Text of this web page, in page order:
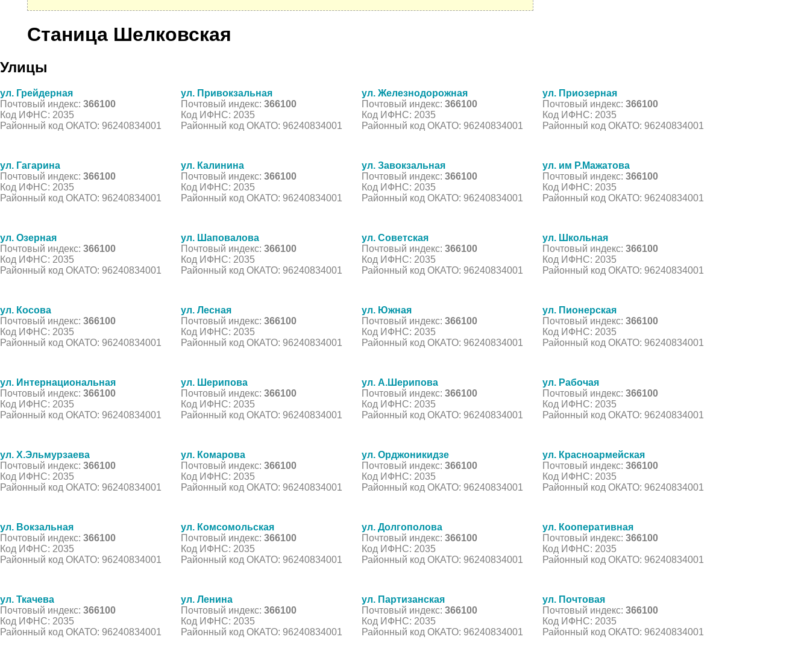
Станица Шелковская
Улицы
ул. Грейдерная
Почтовый индекс: 366100
Код ИФНС: 2035
Районный код ОКАТО: 96240834001
ул. Привокзальная
Почтовый индекс: 366100
Код ИФНС: 2035
Районный код ОКАТО: 96240834001
ул. Железнодорожная
Почтовый индекс: 366100
Код ИФНС: 2035
Районный код ОКАТО: 96240834001
ул. Приозерная
Почтовый индекс: 366100
Код ИФНС: 2035
Районный код ОКАТО: 96240834001
ул. Гагарина
Почтовый индекс: 366100
Код ИФНС: 2035
Районный код ОКАТО: 96240834001
ул. Калинина
Почтовый индекс: 366100
Код ИФНС: 2035
Районный код ОКАТО: 96240834001
ул. Завокзальная
Почтовый индекс: 366100
Код ИФНС: 2035
Районный код ОКАТО: 96240834001
ул. им Р.Мажатова
Почтовый индекс: 366100
Код ИФНС: 2035
Районный код ОКАТО: 96240834001
ул. Озерная
Почтовый индекс: 366100
Код ИФНС: 2035
Районный код ОКАТО: 96240834001
ул. Шаповалова
Почтовый индекс: 366100
Код ИФНС: 2035
Районный код ОКАТО: 96240834001
ул. Советская
Почтовый индекс: 366100
Код ИФНС: 2035
Районный код ОКАТО: 96240834001
ул. Школьная
Почтовый индекс: 366100
Код ИФНС: 2035
Районный код ОКАТО: 96240834001
ул. Косова
Почтовый индекс: 366100
Код ИФНС: 2035
Районный код ОКАТО: 96240834001
ул. Лесная
Почтовый индекс: 366100
Код ИФНС: 2035
Районный код ОКАТО: 96240834001
ул. Южная
Почтовый индекс: 366100
Код ИФНС: 2035
Районный код ОКАТО: 96240834001
ул. Пионерская
Почтовый индекс: 366100
Код ИФНС: 2035
Районный код ОКАТО: 96240834001
ул. Интернациональная
Почтовый индекс: 366100
Код ИФНС: 2035
Районный код ОКАТО: 96240834001
ул. Шерипова
Почтовый индекс: 366100
Код ИФНС: 2035
Районный код ОКАТО: 96240834001
ул. А.Шерипова
Почтовый индекс: 366100
Код ИФНС: 2035
Районный код ОКАТО: 96240834001
ул. Рабочая
Почтовый индекс: 366100
Код ИФНС: 2035
Районный код ОКАТО: 96240834001
ул. Х.Эльмурзаева
Почтовый индекс: 366100
Код ИФНС: 2035
Районный код ОКАТО: 96240834001
ул. Комарова
Почтовый индекс: 366100
Код ИФНС: 2035
Районный код ОКАТО: 96240834001
ул. Орджоникидзе
Почтовый индекс: 366100
Код ИФНС: 2035
Районный код ОКАТО: 96240834001
ул. Красноармейская
Почтовый индекс: 366100
Код ИФНС: 2035
Районный код ОКАТО: 96240834001
ул. Вокзальная
Почтовый индекс: 366100
Код ИФНС: 2035
Районный код ОКАТО: 96240834001
ул. Комсомольская
Почтовый индекс: 366100
Код ИФНС: 2035
Районный код ОКАТО: 96240834001
ул. Долгополова
Почтовый индекс: 366100
Код ИФНС: 2035
Районный код ОКАТО: 96240834001
ул. Кооперативная
Почтовый индекс: 366100
Код ИФНС: 2035
Районный код ОКАТО: 96240834001
ул. Ткачева
Почтовый индекс: 366100
Код ИФНС: 2035
Районный код ОКАТО: 96240834001
ул. Ленина
Почтовый индекс: 366100
Код ИФНС: 2035
Районный код ОКАТО: 96240834001
ул. Партизанская
Почтовый индекс: 366100
Код ИФНС: 2035
Районный код ОКАТО: 96240834001
ул. Почтовая
Почтовый индекс: 366100
Код ИФНС: 2035
Районный код ОКАТО: 96240834001